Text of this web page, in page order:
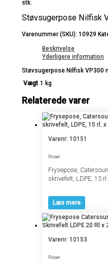
stk.
Støvsugerpose Nilfisk
Varenummer (SKU):10929
Beskrivelse
Yderligere information
Støvsugerpose Nilfisk VP300
Vægt 1 kg
Relaterede varer
Varenr: 10151
Poser
Frysepose,
skrivefelt, LDPE, 15
Læs mere
Varenr: 10153
Poser